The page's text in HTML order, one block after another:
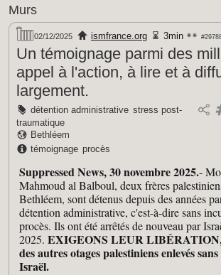
Murs
02/12/2025 ismfrance.org 3min
Un témoignage parmi des
appel à l'action, à lire et à
largement.
détention administrative stress post-
traumatique
Bethléem
témoignage procès
Suppressed News, 30 novembre 2025.-
Mahmoud al Balboul, deux frères
Bethléem, sont détenus depuis des années
détention administrative, c'est-à-dire sans
procès. Ils ont été arrêtés de nouveau par
2025. EXIGEONS LEUR LIBÉRATION,
des autres otages palestiniens enlevés
Israël.